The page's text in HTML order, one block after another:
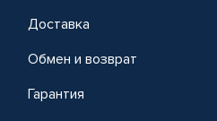
Доставка
Обмен и возврат
Гарантия